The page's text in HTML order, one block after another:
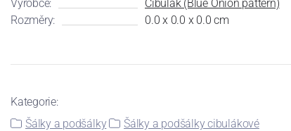
Výrobce:
Cibulák (Blue Onion pattern)
Rozměry:
0.0 x 0.0 x 0.0 cm
Kategorie:
Šálky a podšálky
Šálky a podšálky cibulákové